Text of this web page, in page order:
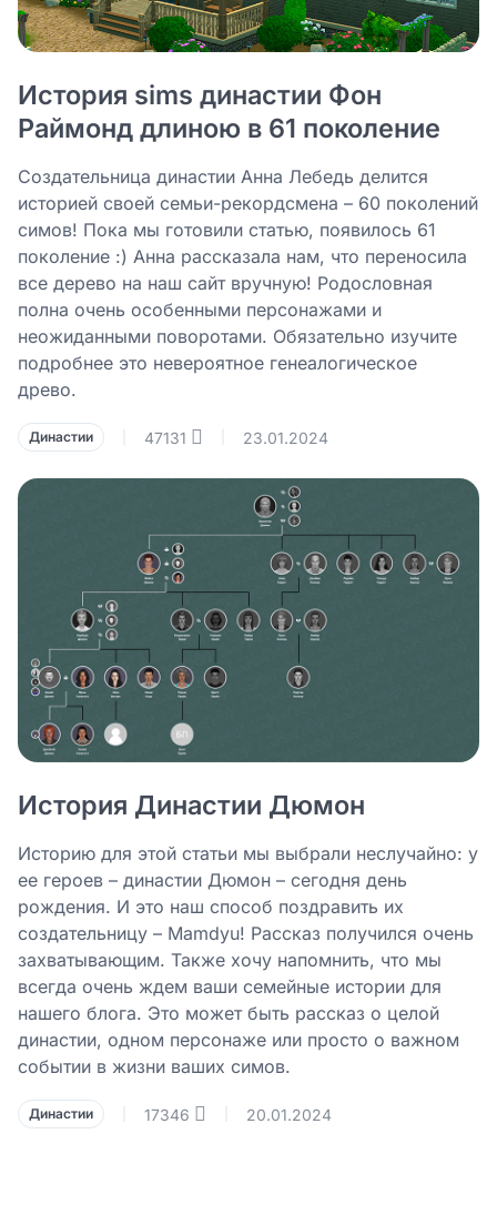
История sims династии Фон
Раймонд длиною в 61 поколение
Создательница династии Анна Лебедь делится
историей своей семьи-рекордсмена – 60 поколений
симов! Пока мы готовили статью, появилось 61
поколение :) Анна рассказала нам, что переносила
все дерево на наш сайт вручную! Родословная
полна очень особенными персонажами и
неожиданными поворотами. Обязательно изучите
подробнее это невероятное генеалогическое
древо.
Династии 47131 23.01.2024
История Династии Дюмон
Историю для этой статьи мы выбрали неслучайно: у
ее героев – династии Дюмон – сегодня день
рождения. И это наш способ поздравить их
создательницу – Mamdyu! Рассказ получился очень
захватывающим. Также хочу напомнить, что мы
всегда очень ждем ваши семейные истории для
нашего блога. Это может быть рассказ о целой
династии, одном персонаже или просто о важном
событии в жизни ваших симов.
Династии 17346 20.01.2024